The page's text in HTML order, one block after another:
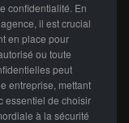
confidentialité. En
il est crucial
en place pour
ou toute
peut
entreprise, mettant
essentiel de choisir
à la sécurité